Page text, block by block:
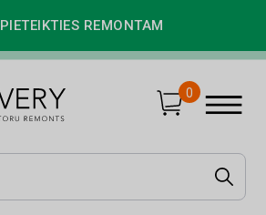
PIETEIKTIES REMONTAM
0